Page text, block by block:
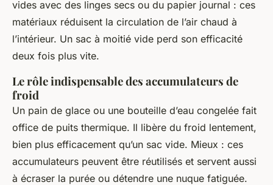
vides avec des linges secs ou du papier journal : ces
matériaux réduisent la circulation de l’air chaud à
l’intérieur. Un sac à moitié vide perd son efficacité
deux fois plus vite.
Le rôle indispensable des accumulateurs de
froid
Un pain de glace ou une bouteille d’eau congelée fait
office de puits thermique. Il libère du froid lentement,
bien plus efficacement qu’un sac vide. Mieux : ces
accumulateurs peuvent être réutilisés et servent aussi
à écraser la purée ou détendre une nuque fatiguée.